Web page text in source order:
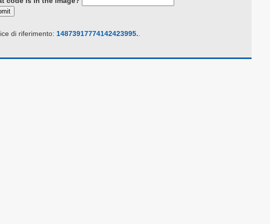
di riferimento: 14873917774142423995.